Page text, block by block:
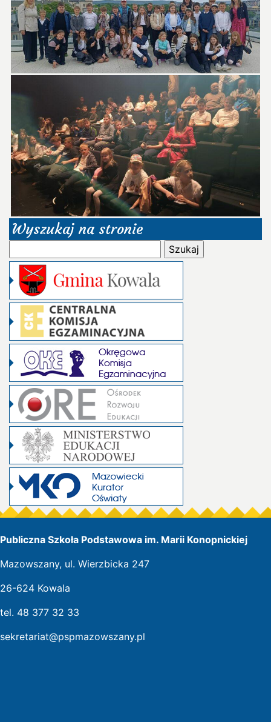
Wyszukaj na stronie
Publiczna Szkoła Podstawowa im. Marii Konopnickiej
Mazowszany, ul. Wierzbicka 247
26-624 Kowala
tel. 48 377 32 33
sekretariat@pspmazowszany.pl